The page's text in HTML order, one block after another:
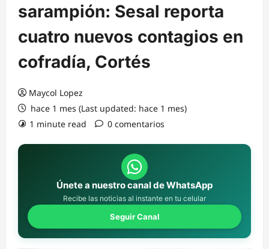
sarampión: Sesal reporta
cuatro nuevos contagios en
cofradía, Cortés
Maycol Lopez
hace 1 mes (Last updated: hace 1 mes)
1 minute read
0 comentarios
Únete a nuestro canal de WhatsApp
Recibe las noticias al instante en tu celular
Seguir Canal